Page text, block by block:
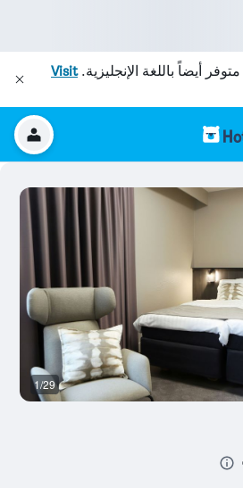
متوفر أيضاً باللغة الإنجليزية.Visit
1/29